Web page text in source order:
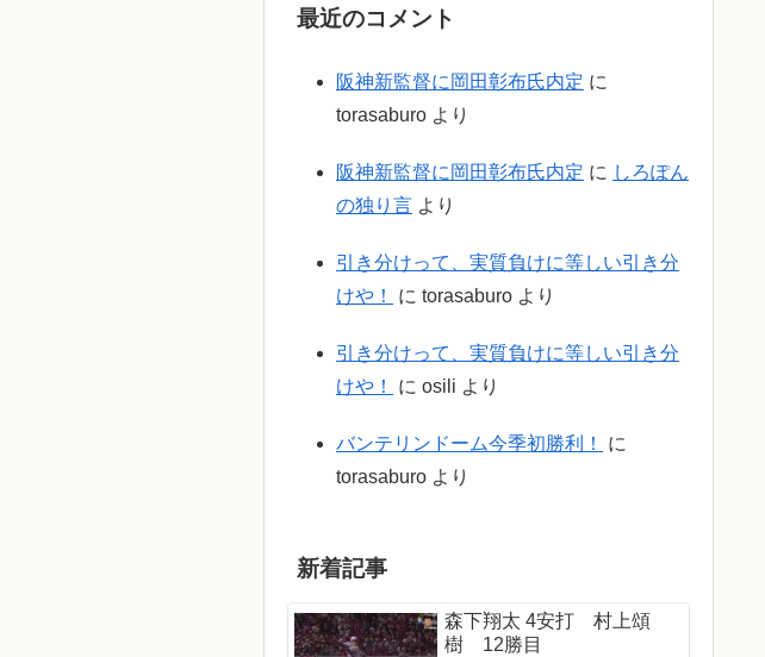
最近のコメント
阪神新監督に岡田彰布氏内定 に
torasaburo より
阪神新監督に岡田彰布氏内定 に しろぽん
の独り言 より
引き分けって、実質負けに等しい引き分
けや！
に torasaburo より
引き分けって、実質負けに等しい引き分
けや！
に osili より
バンテリンドーム今季初勝利！
に
torasaburo より
新着記事
森下翔太 4安打 村上頌
樹 12勝目